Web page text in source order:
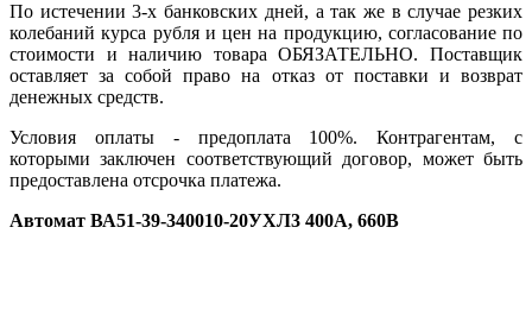
По истечении 3-х банковских дней, а так же в случае резких
колебаний курса рубля и цен на продукцию, согласование по
стоимости и наличию товара ОБЯЗАТЕЛЬНО. Поставщик
оставляет за собой право на отказ от поставки и возврат
денежных средств.
Условия оплаты - предоплата 100%. Контрагентам, с
которыми заключен соответствующий договор, может быть
предоставлена отсрочка платежа.
Автомат ВА51-39-340010-20УХЛ3 400А, 660В